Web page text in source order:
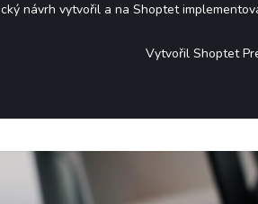
návrh vytvořil a na Shoptet
Vytvořil Shoptet